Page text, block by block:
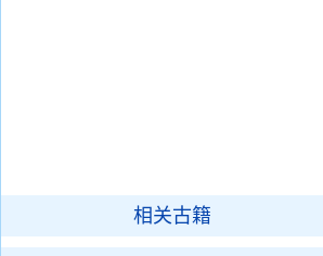
相关古籍